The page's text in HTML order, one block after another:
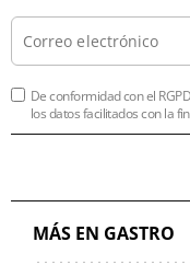
De conformidad con el
los datos facilitados con la
MÁS EN GASTRO